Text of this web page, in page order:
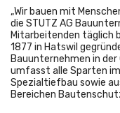
„Wir bauen mit
die STUTZ AG
Mitarbeitenden täglich
1877 in Hatswil
Bauunternehmen in
umfasst alle Sparten
Spezialtiefbau sowie
Bereichen